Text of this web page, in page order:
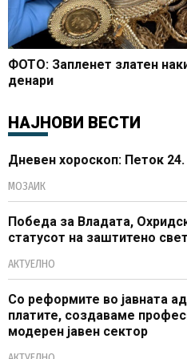
ФОТО: Запленет златен
денари
НАЈНОВИ ВЕСТИ
Дневен хороскоп: Петок 24.
МОЗАИК
Победа за Владата,
статусот на заштитено
АКТУЕЛНО
Со реформите во јавната
платите, создаваме
модерен јавен сектор